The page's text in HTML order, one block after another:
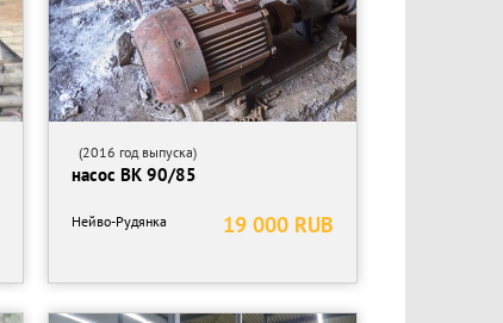
(2016 год выпуска)
насос ВК 90/85
19 000 RUB
Нейво-Рудянка